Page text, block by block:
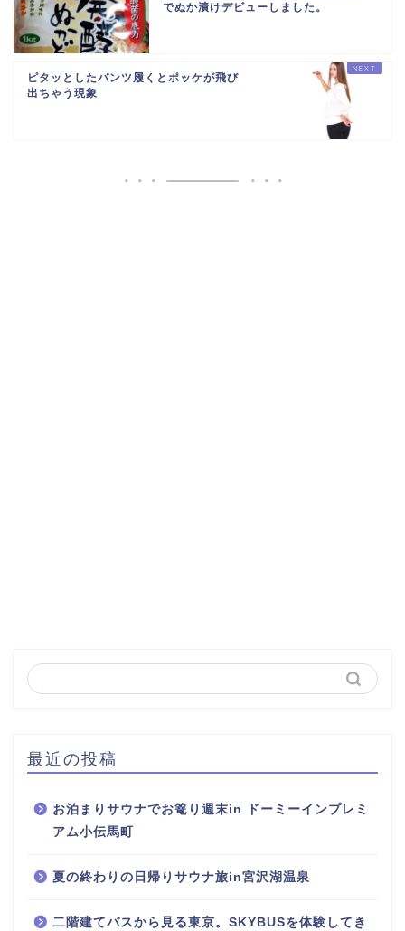
でぬか漬けデビューしました。
ピタッとしたパンツ履くとポッケが飛び
出ちゃう現象
最近の投稿
お泊まりサウナでお篭り週末in ドーミーインプレミ
アム小伝馬町
夏の終わりの日帰りサウナ旅in宮沢湖温泉
二階建てバスから見る東京。SKYBUSを体験してき